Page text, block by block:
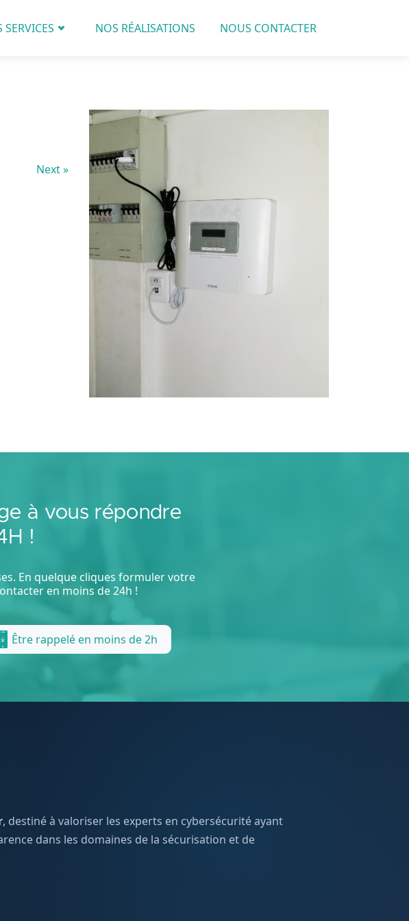
SERVICES NOS RÉALISATIONS NOUS CONTACTER
Next »
à vous répondre
!
En quelque cliques formuler votre
en moins de 24h !
Être rappelé en moins de 2h
, destiné à valoriser les experts en cybersécurité ayant
dans les domaines de la sécurisation et de